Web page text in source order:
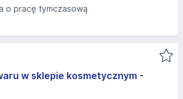
o pracę tymczasową
w sklepie kosmetycznym -